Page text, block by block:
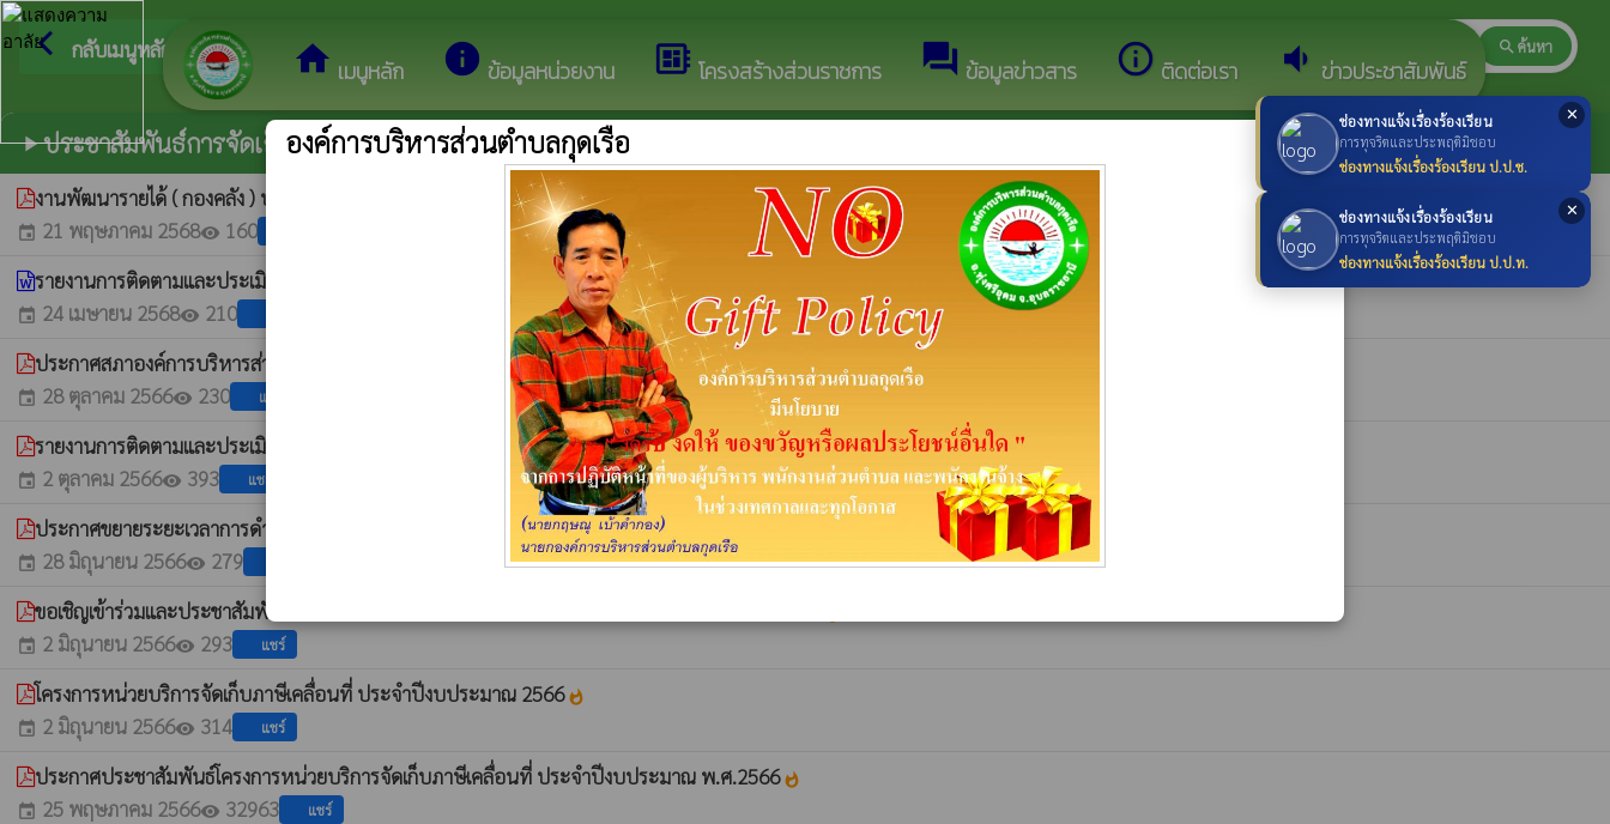
✕
ช่องทางแจ้งเรื่องร้องเรียน
การทุจริตและประพฤติมิชอบ
ช่องทางแจ้งเรื่องร้องเรียน ป.ป.ช.
✕
ช่องทางแจ้งเรื่องร้องเรียน
การทุจริตและประพฤติมิชอบ
ช่องทางแจ้งเรื่องร้องเรียน ป.ป.ท.
home เมนูหลัก info ข้อมูลหน่วยงาน developer_board โครงสร้างส่วนราชการ forum ข้อมูลข่าวสาร info_outline ติดต่อเรา volume_down ข่าวประชาสัมพันธ์
arrow_back_ios กลับเมนูหลัก ยินดีต้อนรับสู่เว็บไซต์ของ องค์การบริหารส่วนตำบลกุดเรือ search ค้นหา
play_arrowประชาสัมพันธ์การจัดเก็บภาษี
งานพัฒนารายได้ ( กองคลัง ) ประชาสัมพันธ์โครงการหน่วยบริการเคลื่อนที่ประชาสัมพันธ์และจัดเก็บภาษีท้องถิ่น ประจำปี 2568whatshot
event 21 พฤษภาคม 2568visibility 160
รายงานการติดตามและประเมินผล โครงการหน่วยบริการรับชำระภาษีเคลื่อนที่ให้บริการประชาชน ประจำปีงบประมาณ พ.ศ. 2567whatshot
event 24 เมษายน 2568visibility 210
ประกาศสภาองค์การบริหารส่วนตำบลกุดเรือ เรื่อง กำหนดระยะเวลาการสำรวจที่ดินและสิ่งปลูกสร้างตามพระราชบัญญัติภาษีที่ดินและสิ่งปลูกสร้าง พ.ส. 2562
event 28 ตุลาคม 2566visibility 230 แชร์
รายงานการติดตามและประเมินผลโครงการหน่วยบริการจัดเก็บภาษีเคลื่อนที่ ประจำปีงบประมาณ พ.ศ.2566whatshot
event 2 ตุลาคม 2566visibility 393 แชร์
ประกาศขยายระยะเวลาการดำเนินการ ตามพระราชบัญญัติภาษีที่ดินและสิ่งปลูกสร้าง พ.ศ 2562 ประจำปี 2566 ครั้งที่ 2whatshot
event 28 มิถุนายน 2566visibility 279
ขอเชิญเข้าร่วมและประชาสัมพันธ์โครงการหน่วยบริการจัดเก็บภาษีเคลื่อนที่ ประจำปีงบประมาณ 2566
event 2 มิถุนายน 2566visibility 293 แชร์
โครงการหน่วยบริการจัดเก็บภาษีเคลื่อนที่ ประจำปีงบประมาณ 2566whatshot
event 2 มิถุนายน 2566visibility 314 แชร์
ประกาศประชาสัมพันธ์โครงการหน่วยบริการจัดเก็บภาษีเคลื่อนที่ ประจำปีงบประมาณ พ.ศ.2566whatshot
event 25 พฤษภาคม 2566visibility 32963 แชร์
×
องค์การบริหารส่วนตำบลกุดเรือ